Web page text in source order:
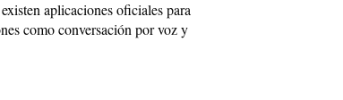
aplicaciones oficiales para
como conversación por voz y